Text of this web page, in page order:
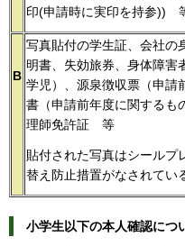
印(申請時に実印を持参))
B
写真貼付の学生証、会社の
明書、失効旅券、身体障害
学児）、源泉徴収票（申請
書（申請前年度に関するも
理師免許証 等
貼付された写真はシールプ
替え防止措置がなされてい
小学生以下の本人確認につ